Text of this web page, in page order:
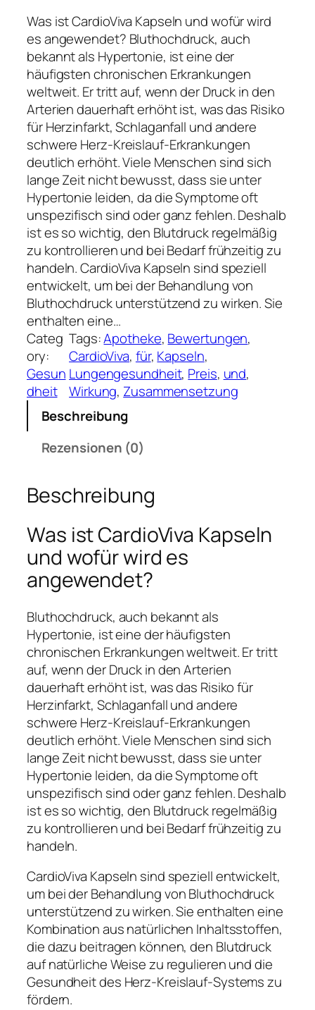
Was ist CardioViva Kapseln und wofür wird
es angewendet? Bluthochdruck, auch
bekannt als Hypertonie, ist eine der
häufigsten chronischen Erkrankungen
weltweit. Er tritt auf, wenn der Druck in den
Arterien dauerhaft erhöht ist, was das Risiko
für Herzinfarkt, Schlaganfall und andere
schwere Herz-Kreislauf-Erkrankungen
deutlich erhöht. Viele Menschen sind sich
lange Zeit nicht bewusst, dass sie unter
Hypertonie leiden, da die Symptome oft
unspezifisch sind oder ganz fehlen. Deshalb
ist es so wichtig, den Blutdruck regelmäßig
zu kontrollieren und bei Bedarf frühzeitig zu
handeln. CardioViva Kapseln sind speziell
entwickelt, um bei der Behandlung von
Bluthochdruck unterstützend zu wirken. Sie
enthalten eine…
Categ
ory:
Gesun
dheit
Tags:Apotheke, Bewertungen
CardioViva, für, Kapseln
Lungengesundheit, Preis, und
Wirkung, Zusammensetzung
Beschreibung
Rezensionen (0)
Beschreibung
Was ist CardioViva Kapseln
und wofür wird es
angewendet?
Bluthochdruck, auch bekannt als
Hypertonie, ist eine der häufigsten
chronischen Erkrankungen weltweit. Er tritt
auf, wenn der Druck in den Arterien
dauerhaft erhöht ist, was das Risiko für
Herzinfarkt, Schlaganfall und andere
schwere Herz-Kreislauf-Erkrankungen
deutlich erhöht. Viele Menschen sind sich
lange Zeit nicht bewusst, dass sie unter
Hypertonie leiden, da die Symptome oft
unspezifisch sind oder ganz fehlen. Deshalb
ist es so wichtig, den Blutdruck regelmäßig
zu kontrollieren und bei Bedarf frühzeitig zu
handeln.
CardioViva Kapseln sind speziell entwickelt,
um bei der Behandlung von Bluthochdruck
unterstützend zu wirken. Sie enthalten eine
Kombination aus natürlichen Inhaltsstoffen,
die dazu beitragen können, den Blutdruck
auf natürliche Weise zu regulieren und die
Gesundheit des Herz-Kreislauf-Systems zu
fördern.